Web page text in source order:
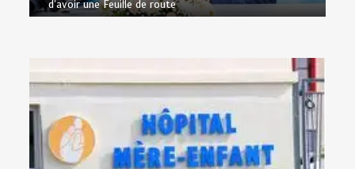
d’avoir une Feuille de route